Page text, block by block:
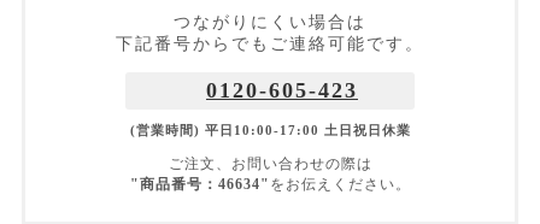
つながりにくい場合は
下記番号からでもご連絡可能です。
0120-605-423
(営業時間) 平日10:00-17:00 土日祝日休業
ご注文、お問い合わせの際は
"商品番号：46634" をお伝えください。